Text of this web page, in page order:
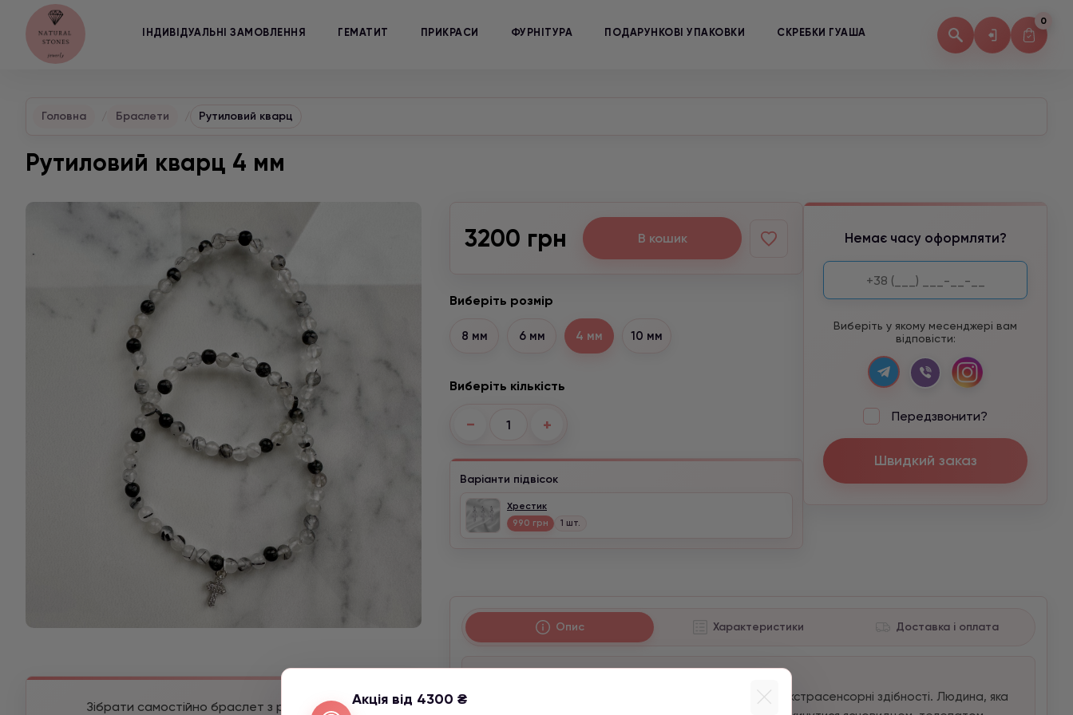
Акція від 4300 ₴
ІНДИВІДУАЛЬНІ ЗАМОВЛЕННЯ ГЕМАТИТ ПРИКРАСИ ФУРНІТУРА ПОДАРУНКОВІ УПАКОВКИ СКРЕБКИ ГУАША
0
Головна Браслети Рутиловий кварц
Рутиловий кварц 4 мм
Зібрати самостійно браслет з різних каменів
3200 грн В кошик
Виберіть розмір
8 мм 6 мм 4 мм 10 мм
Виберіть кількість
− +
Варіанти підвісок
Хрестик
990 грн 1 шт.
Немає часу оформляти?
Виберіть у якому месенджері вам
відповісти:
Передзвонити?
Швидкий заказ
Опис Характеристики Доставка і оплата
Цей камінь здатний посилити і розвинути в людині екстрасенсорні здібності. Людина, яка